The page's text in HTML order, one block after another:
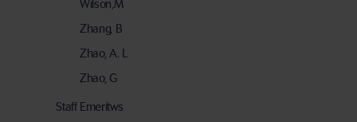
Wilson,M
Zhang, B
Zhao, A. L
Zhao, G
Staff Emeritws